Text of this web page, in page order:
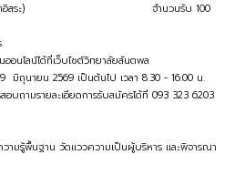
รค้นคว้าอิสระ) จำนวนรับ 100
อนไลน์ได้ที่เว็บไซต์วิทยาลัยสันตพล
มิถุนายน 2569 เป็นต้นไป เวลา 8.30 - 16.00 น.
อบถามรายละเอียดการรับสมัครได้ที่ 093 323 6203
มรู้พื้นฐาน วัดแววความเป็นผู้บริหาร และพิจารณา